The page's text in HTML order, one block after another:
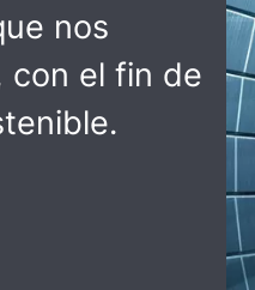
nos
con el fin de